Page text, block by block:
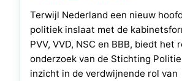
Terwijl Nederland een nieuw
politiek inslaat met de
PVV, VVD, NSC en BBB, biedt het
onderzoek van de Stichting
inzicht in de verdwijnende rol van